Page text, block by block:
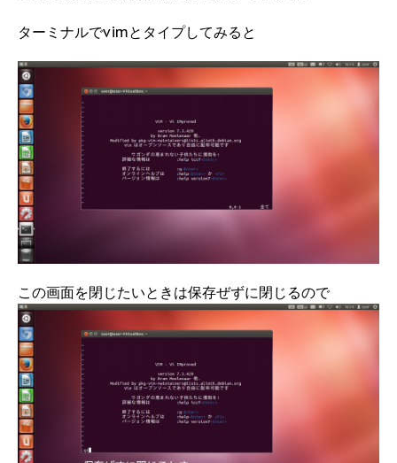
ターミナルでvimとタイプしてみると
この画面を閉じたいときは保存ぜずに閉じるので